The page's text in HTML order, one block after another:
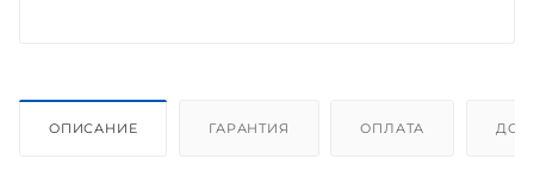
ОПИСАНИЕ ГАРАНТИЯ ОПЛАТА